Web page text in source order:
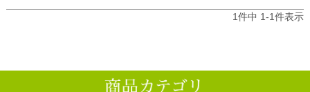
1件中 1-1件表示